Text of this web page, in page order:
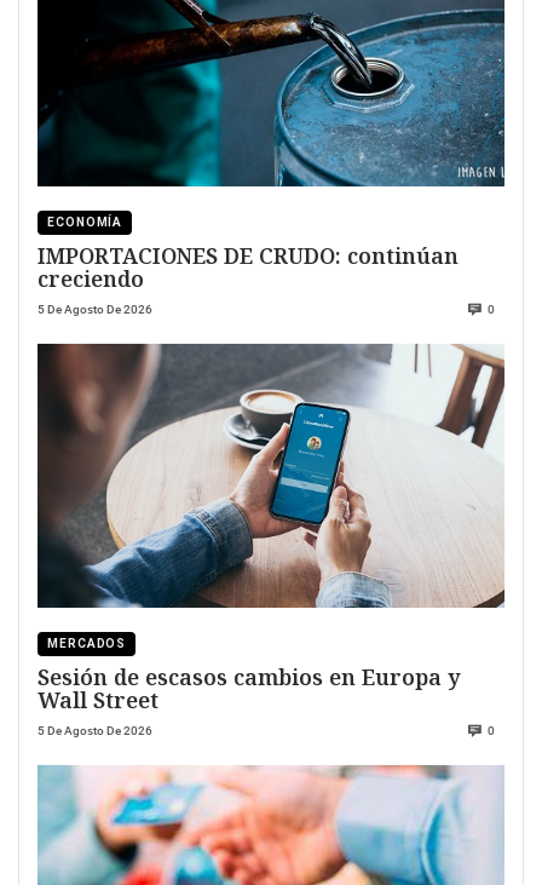
ECONOMÍA
IMPORTACIONES DE CRUDO: continúan
creciendo
5 De Agosto De 2026 0
MERCADOS
Sesión de escasos cambios en Europa y
Wall Street
5 De Agosto De 2026 0